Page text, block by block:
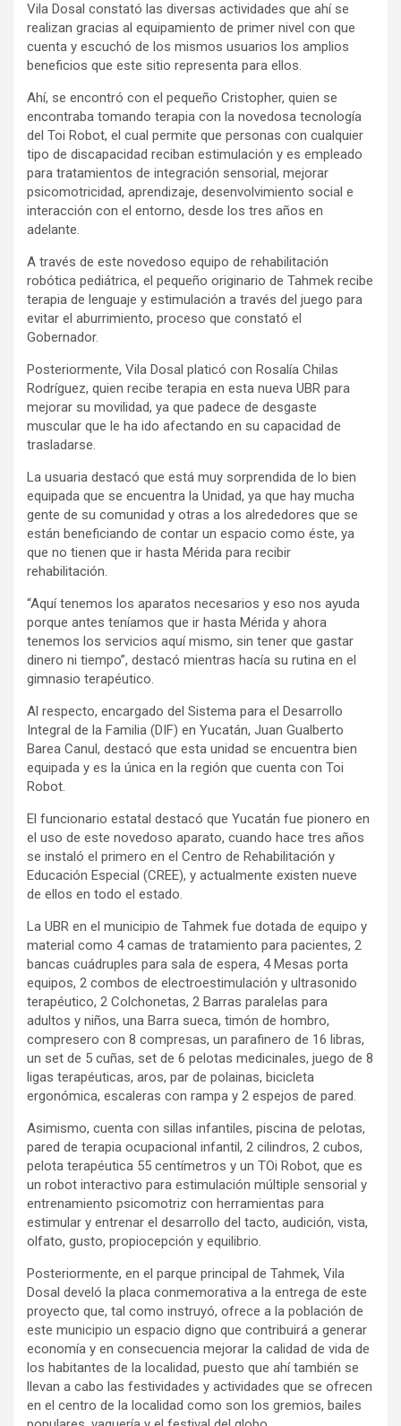
Vila Dosal constató las diversas actividades que ahí se
realizan gracias al equipamiento de primer nivel con que
cuenta y escuchó de los mismos usuarios los amplios
beneficios que este sitio representa para ellos.
Ahí, se encontró con el pequeño Cristopher, quien se
encontraba tomando terapia con la novedosa tecnología
del Toi Robot, el cual permite que personas con cualquier
tipo de discapacidad reciban estimulación y es empleado
para tratamientos de integración sensorial, mejorar
psicomotricidad, aprendizaje, desenvolvimiento social e
interacción con el entorno, desde los tres años en
adelante.
A través de este novedoso equipo de rehabilitación
robótica pediátrica, el pequeño originario de Tahmek recibe
terapia de lenguaje y estimulación a través del juego para
evitar el aburrimiento, proceso que constató el
Gobernador.
Posteriormente, Vila Dosal platicó con Rosalía Chilas
Rodríguez, quien recibe terapia en esta nueva UBR para
mejorar su movilidad, ya que padece de desgaste
muscular que le ha ido afectando en su capacidad de
trasladarse.
La usuaria destacó que está muy sorprendida de lo bien
equipada que se encuentra la Unidad, ya que hay mucha
gente de su comunidad y otras a los alrededores que se
están beneficiando de contar un espacio como éste, ya
que no tienen que ir hasta Mérida para recibir
rehabilitación.
“Aquí tenemos los aparatos necesarios y eso nos ayuda
porque antes teníamos que ir hasta Mérida y ahora
tenemos los servicios aquí mismo, sin tener que gastar
dinero ni tiempo”, destacó mientras hacía su rutina en el
gimnasio terapéutico.
Al respecto, encargado del Sistema para el Desarrollo
Integral de la Familia (DIF) en Yucatán, Juan Gualberto
Barea Canul, destacó que esta unidad se encuentra bien
equipada y es la única en la región que cuenta con Toi
Robot.
El funcionario estatal destacó que Yucatán fue pionero en
el uso de este novedoso aparato, cuando hace tres años
se instaló el primero en el Centro de Rehabilitación y
Educación Especial (CREE), y actualmente existen nueve
de ellos en todo el estado.
La UBR en el municipio de Tahmek fue dotada de equipo y
material como 4 camas de tratamiento para pacientes, 2
bancas cuádruples para sala de espera, 4 Mesas porta
equipos, 2 combos de electroestimulación y ultrasonido
terapéutico, 2 Colchonetas, 2 Barras paralelas para
adultos y niños, una Barra sueca, timón de hombro,
compresero con 8 compresas, un parafinero de 16 libras,
un set de 5 cuñas, set de 6 pelotas medicinales, juego de 8
ligas terapéuticas, aros, par de polainas, bicicleta
ergonómica, escaleras con rampa y 2 espejos de pared.
Asimismo, cuenta con sillas infantiles, piscina de pelotas,
pared de terapia ocupacional infantil, 2 cilindros, 2 cubos,
pelota terapéutica 55 centímetros y un TOi Robot, que es
un robot interactivo para estimulación múltiple sensorial y
entrenamiento psicomotriz con herramientas para
estimular y entrenar el desarrollo del tacto, audición, vista,
olfato, gusto, propiocepción y equilibrio.
Posteriormente, en el parque principal de Tahmek, Vila
Dosal develó la placa conmemorativa a la entrega de este
proyecto que, tal como instruyó, ofrece a la población de
este municipio un espacio digno que contribuirá a generar
economía y en consecuencia mejorar la calidad de vida de
los habitantes de la localidad, puesto que ahí también se
llevan a cabo las festividades y actividades que se ofrecen
en el centro de la localidad como son los gremios, bailes